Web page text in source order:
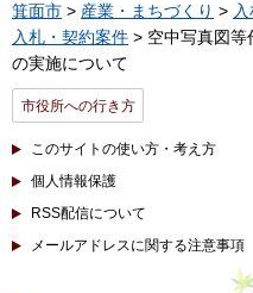
箕面市 > 産業・まちづくり >
入札・契約案件 > 空中写真図等
の実施について
市役所への行き方
このサイトの使い方・考え方
個人情報保護
RSS配信について
メールアドレスに関する注意事項